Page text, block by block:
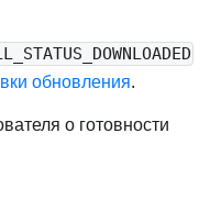
обновления.
о готовности